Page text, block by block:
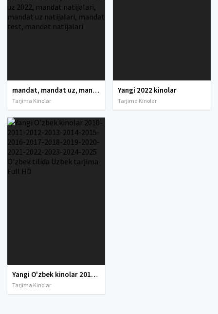
mandat, mandat uz, mandat dtm, mandat dtm uz, mandat 2021, mandat 2022, mandat uz 2021, dtm mandat 2021, mandat dtm uz 2021, mandat dtm 2022, mandat uz 2022, mandat dtm uz 2022, mandat natijalari, mandat uz natijalari, mandat test, mandat natijalari
Tarjima Kinolar
Yangi 2022 kinolar
Tarjima Kinolar
Yangi O'zbek kinolar 2010-2011-2012-2013-2014-2015-2016-2017-2018-2019-2020-2021-2022-2023-2024-2025 O'zbek tilida Uzbek tarjima Full HD
Tarjima Kinolar